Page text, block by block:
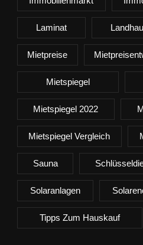
Laminat
Mietpreise
Mietspiegel
Mietspiegel 2022
Mietspiegel Vergleich
Sauna
Solaranlagen
Tipps Zum Hauskauf